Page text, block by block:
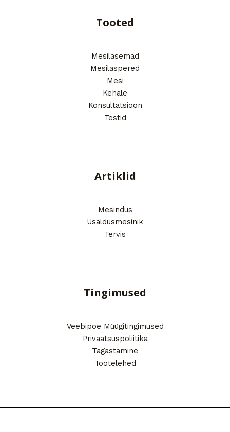
Tooted
Mesilasemad
Mesilaspered
Mesi
Kehale
Konsultatsioon
Testid
Artiklid
Mesindus
Usaldusmesinik
Tervis
Tingimused
Veebipoe Müügitingimused
Privaatsuspoliitika
Tagastamine
Tootelehed